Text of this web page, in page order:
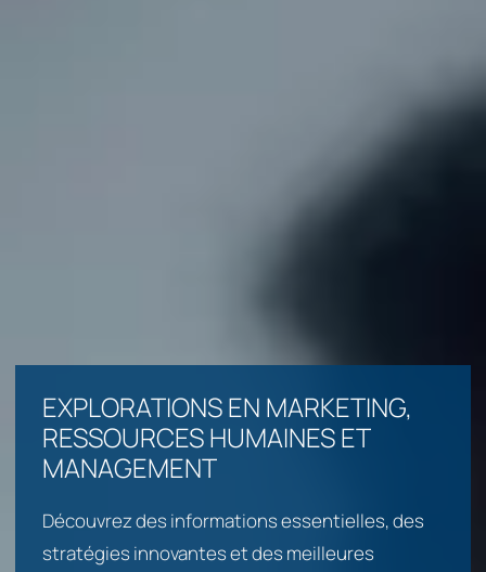
EXPLORATIONS EN MARKETING,
RESSOURCES HUMAINES ET
MANAGEMENT
Découvrez des informations essentielles, des
stratégies innovantes et des meilleures